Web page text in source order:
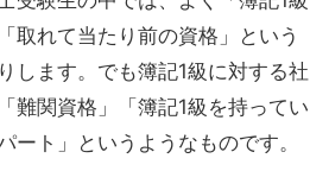
取れて当たり前の資格」という
します。でも簿記1級に対する社
難関資格」「簿記1級を持ってい
ート」というようなものです。